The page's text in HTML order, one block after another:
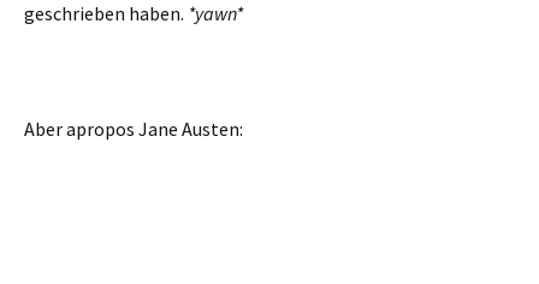
geschrieben haben. *yawn*
Aber apropos Jane Austen: